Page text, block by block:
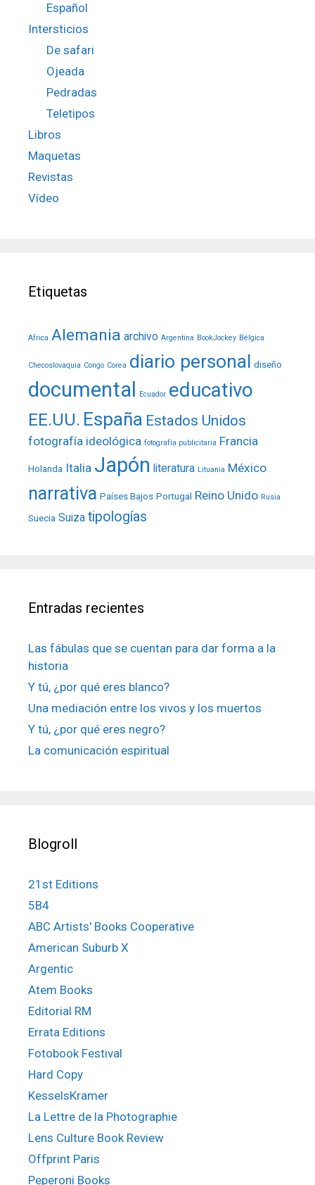
Español
Intersticios
De safari
Ojeada
Pedradas
Teletipos
Libros
Maquetas
Revistas
Vídeo
Etiquetas
Africa Alemania archivo Argentina BookJockey Bélgica
Checoslovaquia Congo Corea diario personal diseño
documental Ecuador educativo
EE.UU. España Estados Unidos
fotografía ideológica fotografía publicitaria Francia
Holanda Italia Japón literatura Lituania México
narrativa Países Bajos Portugal Reino Unido Rusia
Suecia Suiza tipologías
Entradas recientes
Las fábulas que se cuentan para dar forma a la
historia
Y tú, ¿por qué eres blanco?
Una mediación entre los vivos y los muertos
Y tú, ¿por qué eres negro?
La comunicación espiritual
Blogroll
21st Editions
5B4
ABC Artists' Books Cooperative
American Suburb X
Argentic
Atem Books
Editorial RM
Errata Editions
Fotobook Festival
Hard Copy
KesselsKramer
La Lettre de la Photographie
Lens Culture Book Review
Offprint Paris
Peperoni Books